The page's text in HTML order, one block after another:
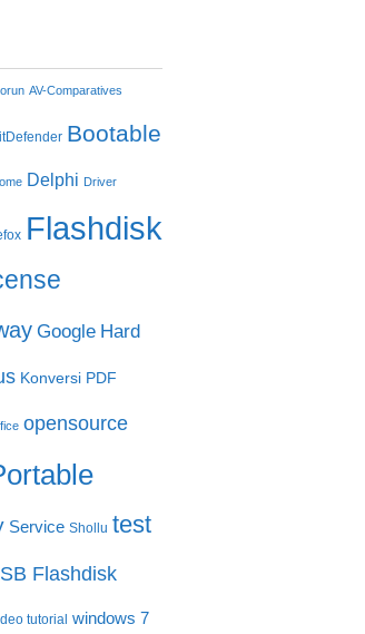
AV-Comparatives
Bootable
Delphi Driver
Flashdisk
Google Hard
Konversi PDF
opensource
Service Shollu test
Flashdisk
tutorial windows 7